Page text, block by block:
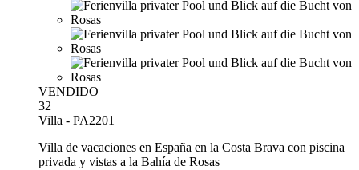
VENDIDO
32
Villa - PA2201
Villa de vacaciones en España en la Costa Brava con piscina
privada y vistas a la Bahía de Rosas